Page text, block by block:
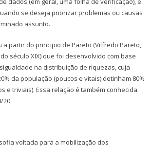
se deseja priorizar problemas ou causas
assunto.
a partir do principio de Pareto (Vilfredo Pareto,
século XIX) que foi desenvolvido com base
na distribuição de riquezas, cuja
da população (poucos e vitais) detinham 80%
e triviais). Essa relação é também conhecida
20.
voltada para a mobilização dos